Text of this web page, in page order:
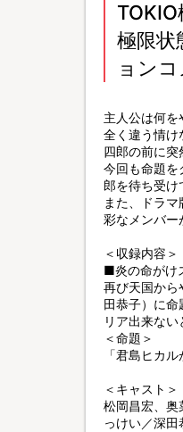
極限状
ョンコ
主人公は何
全く違う情け
四郎の前に突
今回も命題を
郎を待ち受け
また、ドラ
彩なメンバー
＜収録内容＞
■炎の命がけ
再び天国から
田恭子）に
リア出来な
＜命題＞
「君島ヒカ
＜キャスト＞
松岡昌宏、奥
っけい／深